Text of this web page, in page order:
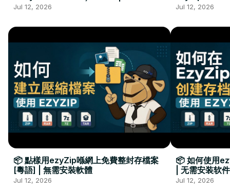
Kurulumu Gerekmez
Jul 12, 2026
Installation
Jul 12, 2026
📦 點樣用ezyZip喺網上免費整封存檔案
[粵語] | 無需安裝軟體
Jul 12, 2026
📦 如何使用
| 无需安装软件
Jul 12, 2026